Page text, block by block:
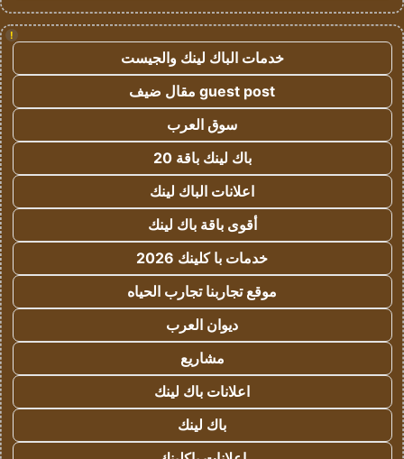
!
خدمات الباك لينك والجيست
guest post مقال ضيف
سوق العرب
باك لينك باقة 20
اعلانات الباك لينك
أقوى باقة باك لينك
خدمات با كلينك 2026
موقع تجاربنا تجارب الحياه
ديوان العرب
مشاريع
اعلانات باك لينك
باك لينك